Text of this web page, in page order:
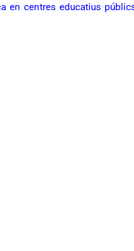
en centres educatius